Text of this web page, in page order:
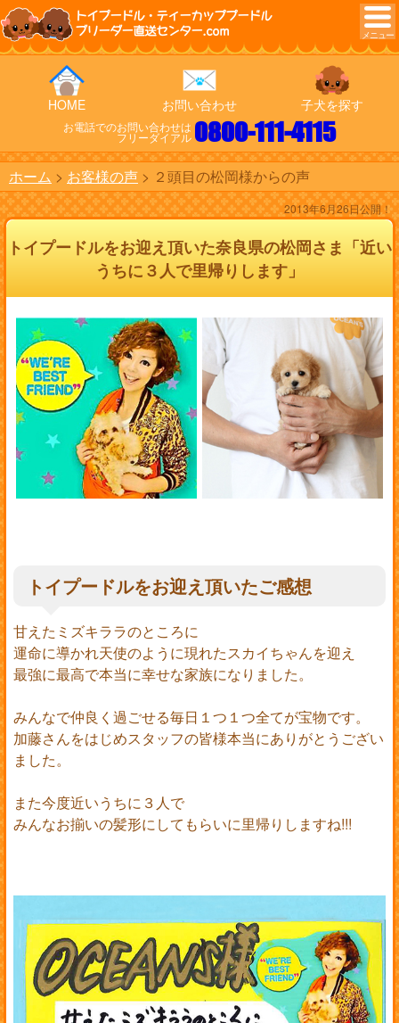
トイプードル・ティーカッププードル
ブリーダー直送センター.com
HOME お問い合わせ 子犬を探す
お電話でのお問い合わせは
フリーダイアル 0800-111-4115
ホーム お客様の声 ２頭目の松岡様からの声
2013年6月26日公開！
トイプードルをお迎え頂いた奈良県の松岡さま「近い
うちに３人で里帰りします」
トイプードルをお迎え頂いたご感想
甘えたミズキララのところに
運命に導かれ天使のように現れたスカイちゃんを迎え
最強に最高で本当に幸せな家族になりました。
みんなで仲良く過ごせる毎日１つ１つ全てが宝物です。
加藤さんをはじめスタッフの皆様本当にありがとうござい
ました。
また今度近いうちに３人で
みんなお揃いの髪形にしてもらいに里帰りしますね!!!